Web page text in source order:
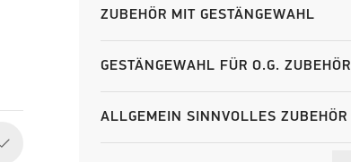
ZUBEHÖR MIT GESTÄNGEWAHL
GESTÄNGEWAHL FÜR O.G. ZUBEHÖR
ALLGEMEIN SINNVOLLES ZUBEHÖR